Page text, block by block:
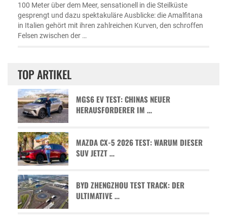
100 Meter über dem Meer, sensationell in die Steilküste
gesprengt und dazu spektakuläre Ausblicke: die Amalfitana
in Italien gehört mit ihren zahlreichen Kurven, den schroffen
Felsen zwischen der …
TOP ARTIKEL
MGS6 EV TEST: CHINAS NEUER
HERAUSFORDERER IM …
MAZDA CX-5 2026 TEST: WARUM DIESER
SUV JETZT …
BYD ZHENGZHOU TEST TRACK: DER
ULTIMATIVE …